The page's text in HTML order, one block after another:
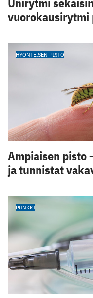
vuorokausirytmi
HYÖNTEISEN PISTO
Ampiaisen pisto
ja tunnistat
PUNKKI